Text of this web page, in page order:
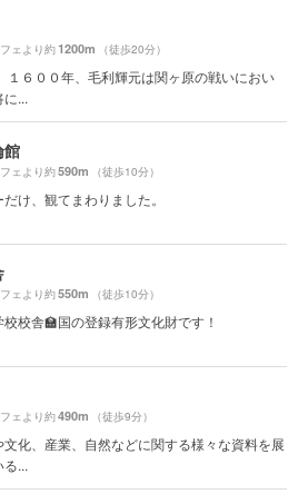
ェより約1200m （徒歩20分）
１６００年、毛利輝元は関ヶ原の戦いにおい
...
館
ェより約590m （徒歩10分）
け、観てまわりました。
ェより約550m （徒歩10分）
校舎🏫国の登録有形文化財です！
ェより約490m （徒歩9分）
化、産業、自然などに関する様々な資料を展
...